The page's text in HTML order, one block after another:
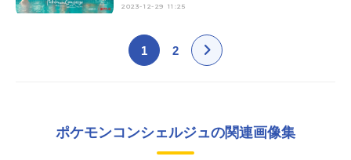
2023-12-29 11:25
1 2
ポケモンコンシェルジュの関連画像集